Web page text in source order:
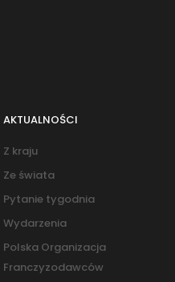
AKTUALNOŚCI
Z kraju
Ze świata
Pytanie tygodnia
Wydarzenia
Polska Organizacja
Franczyzodawców